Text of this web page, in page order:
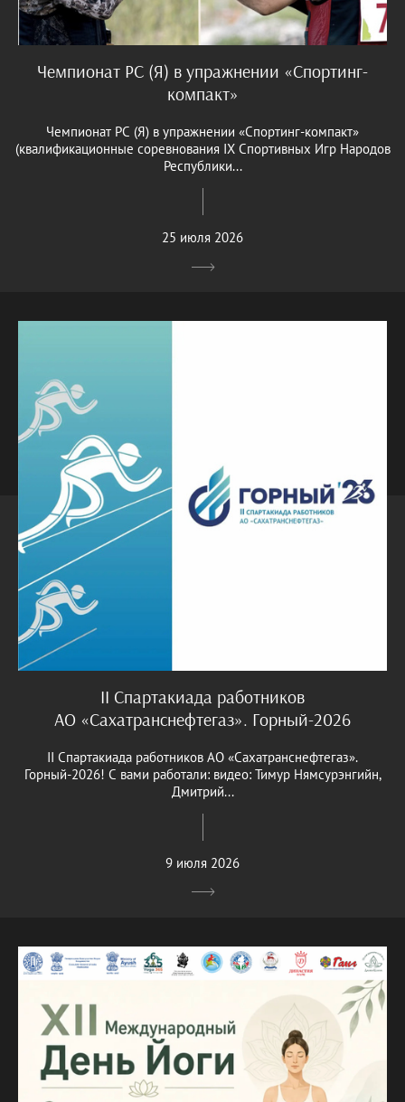
Чемпионат РС (Я) в упражнении «Спортинг-
компакт»
Чемпионат РС (Я) в упражнении «Спортинг-компакт»
(квалификационные соревнования IX Спортивных Игр Народов
Республики...
25 июля 2026
II Спартакиада работников
АО «Сахатранснефтегаз». Горный-2026
II Спартакиада работников АО «Сахатранснефтегаз».
Горный-2026! С вами работали: видео: Тимур Нямсурэнгийн,
Дмитрий...
9 июля 2026